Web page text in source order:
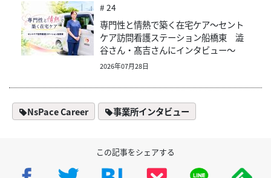
# 24
専門性と情熱で築く在宅ケア～セント
ケア訪問看護ステーション船橋東 澁
谷さん・髙吉さんにインタビュー～
2026年07月28日
NsPace Career 事業所インタビュー
この記事をシェアする